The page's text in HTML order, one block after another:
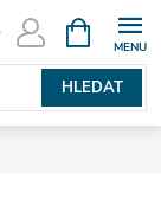
HLEDAT
NÁKUPNÍ
KOŠÍK